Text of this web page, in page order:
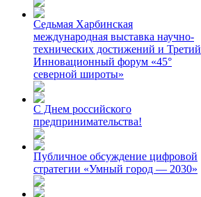
Седьмая Харбинская
международная выставка научно-
технических достижений и Третий
Инновационный форум «45°
северной широты»
С Днем российского
предпринимательства!
Публичное обсуждение цифровой
стратегии «Умный город — 2030»